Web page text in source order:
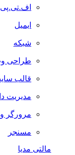
اف.تی.پی
ایمیل
شبکه
طراحی وب
قالب سایت
مدیریت دانلود
مرورگر وب
مسنجر
مالتی مدیا